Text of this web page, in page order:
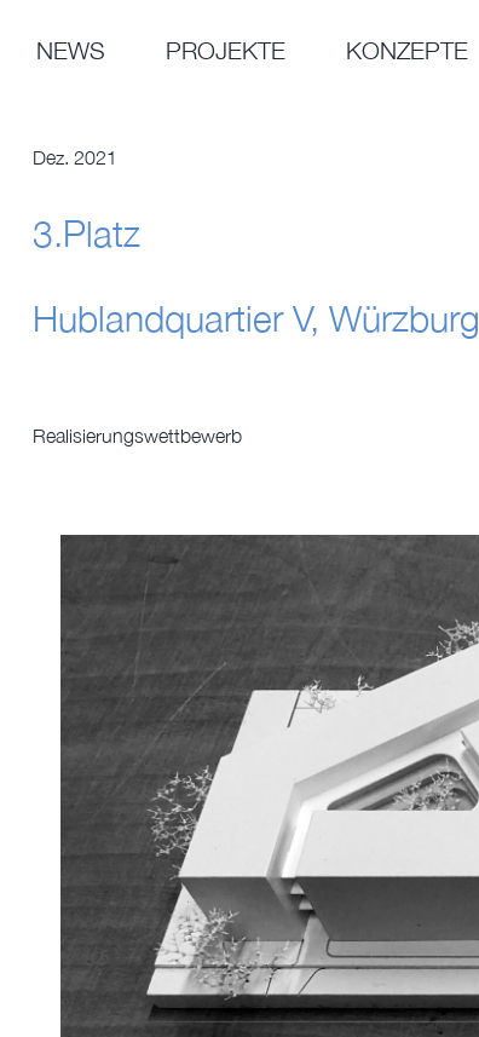
springenNEWS PROJEKTE KONZEPTE
Dez. 2021
3.Platz
Hublandquartier V, Würzburg
Realisierungswettbewerb